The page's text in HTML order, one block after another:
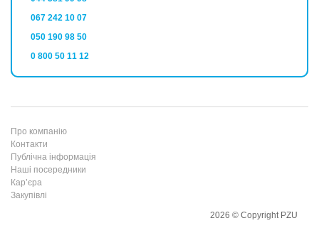
067 242 10 07
050 190 98 50
0 800 50 11 12
Про компанію
Контакти
Публічна інформація
Наші посередники
Кар’єра
Закупівлі
2026 © Copyright PZU